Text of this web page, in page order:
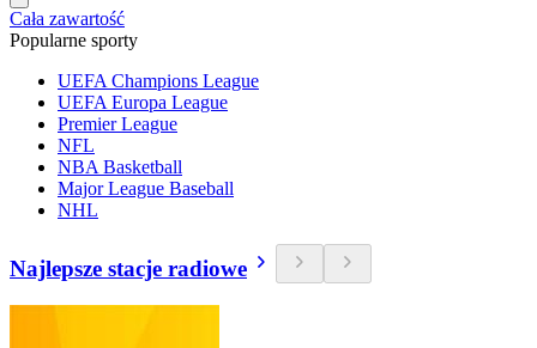
Cała zawartość
Popularne sporty
UEFA Champions League
UEFA Europa League
Premier League
NFL
NBA Basketball
Major League Baseball
NHL
Najlepsze stacje radiowe